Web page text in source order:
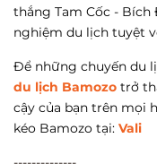
thắng Tam Cốc -
nghiệm du lịch tuyệt
Để những chuyến du
du lịch Bamozo trở
cậy của bạn trên mọi
kéo Bamozo tại: Vali